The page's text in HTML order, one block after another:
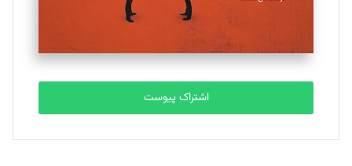
مصطفی مسجدی آرانی
تحریریه
بابک نقاش
تحریریه
اشتراک پیوست